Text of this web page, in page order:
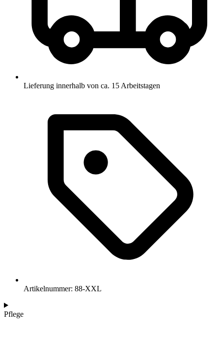
Lieferung innerhalb von ca. 15 Arbeitstagen
Artikelnummer: 88-XXL
Pflege